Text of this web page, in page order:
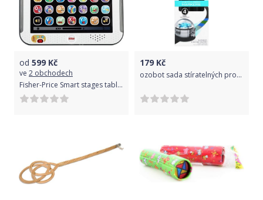
od 599 Kč
ve 2 obchodech
Fisher-Price Smart stages tablet cz
179 Kč
ozobot sada stíratelných propisovačů pro EVO/Bit, černé